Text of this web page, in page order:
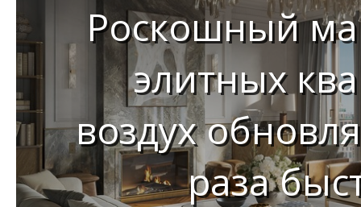
Роскошный
элитных
воздух
раза